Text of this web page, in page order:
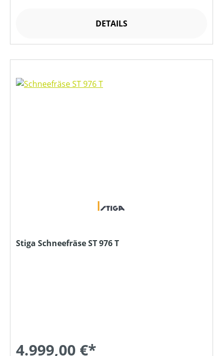
DETAILS
Stiga Schneefräse ST 976 T
4.999,00 €*